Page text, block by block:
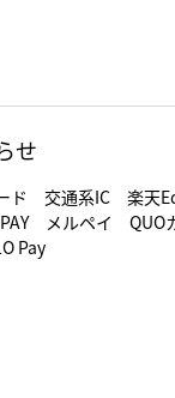
せ
ド 交通系IC 楽
メルペイ QUO
Pay